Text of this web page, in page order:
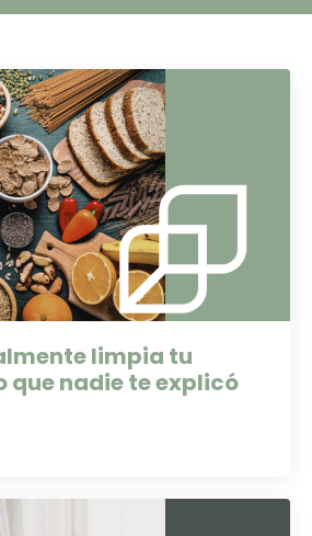
limpia tu
que nadie te explicó